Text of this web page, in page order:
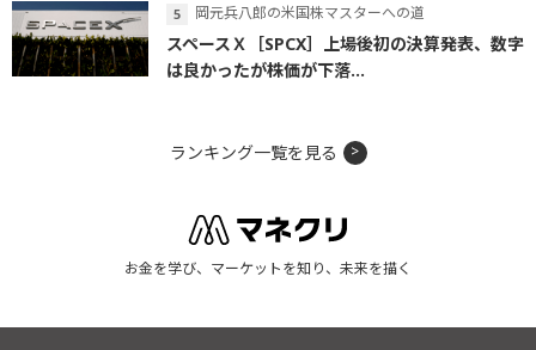
岡元兵八郎の米国株マスターへの道
スペースＸ［SPCX］上場後初の決算発表、数字
は良かったが株価が下落...
ランキング一覧を見る
お金を学び、マーケットを知り、未来を描く